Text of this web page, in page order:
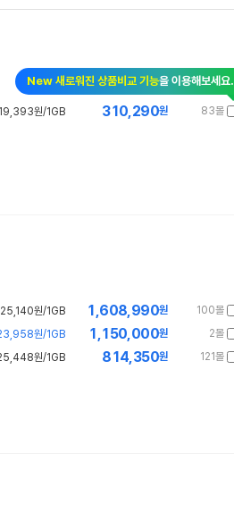
New 새로워진 상품비교 기능을 이용해보세요.
83몰
310,290원
19,393원/1GB
100몰
1,608,990원
25,140원/1GB
2몰
1,150,000원
원/1GB
121몰
814,350원
원/1GB